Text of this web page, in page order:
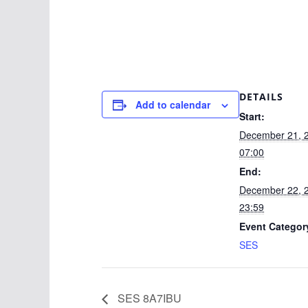
Add to calendar
DETAILS
Start:
December 21,
07:00
End:
December 22,
23:59
Event
SES
SES 8A7IBU